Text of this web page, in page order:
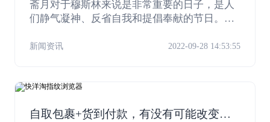
斋月对于穆斯林来说是非常重要的日子，是人
们静气凝神、反省自我和提倡奉献的节日。在
子长辈添置新衣，为亲朋好友准备礼物，和中
新闻资讯 2022-09-28 14:53:55
自取包裹+货到付款，有没有可能改变沙